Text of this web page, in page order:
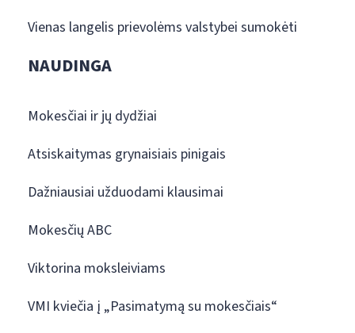
Vienas langelis prievolėms valstybei sumokėti
NAUDINGA
Mokesčiai ir jų dydžiai
Atsiskaitymas grynaisiais pinigais
Dažniausiai užduodami klausimai
Mokesčių ABC
Viktorina moksleiviams
VMI kviečia į „Pasimatymą su mokesčiais“